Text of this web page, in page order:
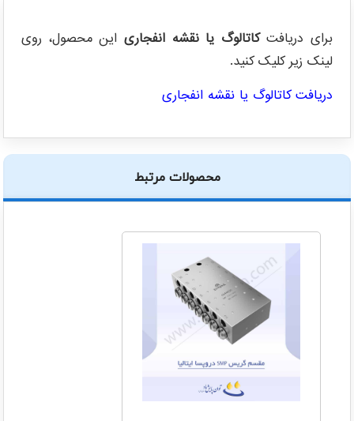
برای دریافتکاتالوگ یا نقشه انفجاری این محصول، روی
لینک زیر کلیک کنید.
دریافت کاتالوگ یا نقشه انفجاری
محصولات مرتبط